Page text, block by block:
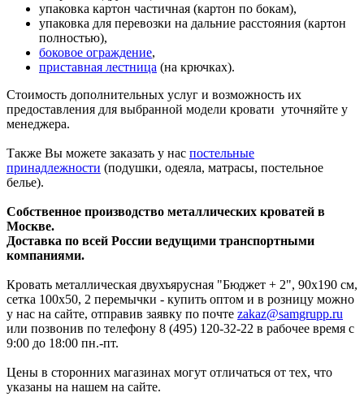
упаковка картон частичная (картон по бокам),
упаковка для перевозки на дальние расстояния (картон
полностью),
боковое ограждение,
приставная лестница (на крючках).
Стоимость дополнительных услуг и возможность их
предоставления для выбранной модели кровати уточняйте у
менеджера.
Также Вы можете заказать у нас постельные
принадлежности (подушки, одеяла, матрасы, постельное
белье).
Собственное производство металлических кроватей в
Москве.
Доставка по всей России ведущими транспортными
компаниями.
Кровать металлическая двухъярусная "Бюджет + 2", 90х190 см,
сетка 100х50, 2 перемычки - купить оптом и в розницу можно
у нас на сайте, отправив заявку по почте zakaz@samgrupp.ru
или позвонив по телефону 8 (495) 120-32-22 в рабочее время с
9:00 до 18:00 пн.-пт.
Цены в сторонних магазинах могут отличаться от тех, что
указаны на нашем на сайте.